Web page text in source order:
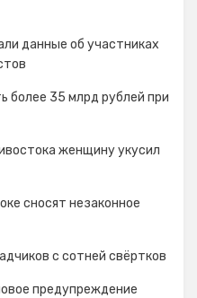
данные об участниках
более 35 млрд рублей при
женщину укусил
сносят незаконное
с сотней свёртков
предупреждение